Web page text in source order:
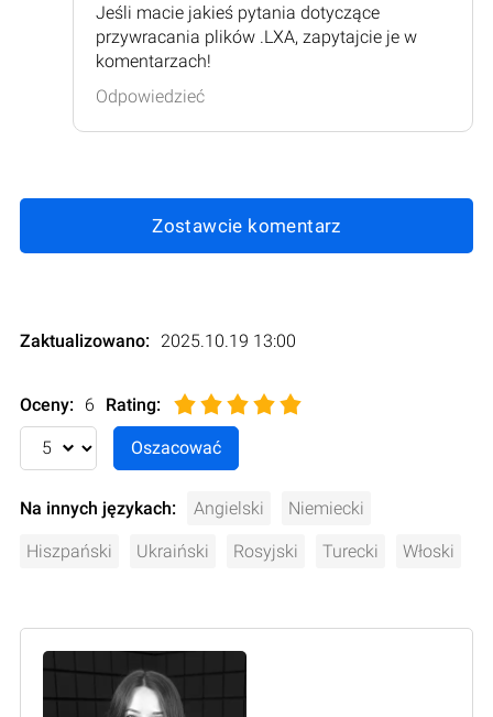
Jeśli macie jakieś pytania dotyczące
przywracania plików .LXA, zapytajcie je w
komentarzach!
Odpowiedzieć
Zostawcie komentarz
Zaktualizowano: 2025.10.19 13:00
Oceny: 6 Rating:
Na innych językach: Angielski Niemiecki
Hiszpański Ukraiński Rosyjski Turecki Włoski